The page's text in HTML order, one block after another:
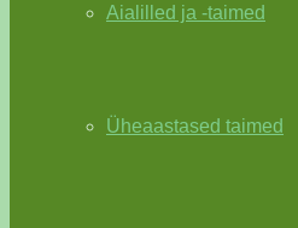
Aialilled ja -taimed
Üheaastased taimed